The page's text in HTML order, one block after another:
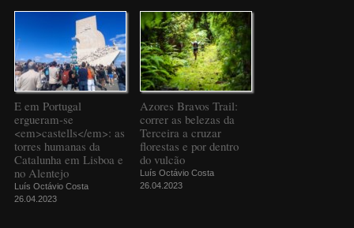
E em Portugal
ergueram-se
<em>castells</em>: as
torres humanas da
Catalunha em Lisboa e
no Alentejo
Luís Octávio Costa
26.04.2023
Azores Bravos Trail:
correr as belezas da
Terceira a cruzar
florestas e por dentro
do vulcão
Luís Octávio Costa
26.04.2023